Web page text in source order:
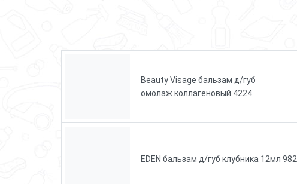
Beauty Visage бальзам д/губ
омолаж.коллагеновый 4224
EDEN бальзам д/губ клубника 12мл 982